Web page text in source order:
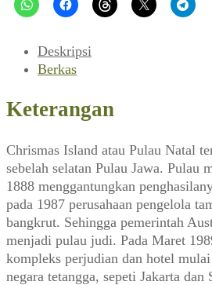
(Editor
Maret
Deskripsi
Berkas
Keterangan
Chrismas Island atau Pulau Natal
sebelah selatan Pulau Jawa. Pulau
1888 menggantungkan
pada 1987 perusahaan pengelola
bangkrut. Sehingga pemerintah
menjadi pulau judi. Pada Maret
kompleks perjudian dan hotel
negara tetangga, sepeti Jakarta dan